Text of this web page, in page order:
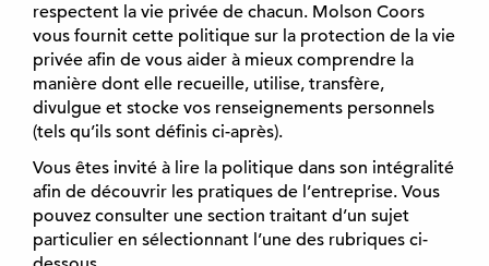
respectent la vie privée de chacun. Molson Coors
vous fournit cette politique sur la protection de la vie
privée afin de vous aider à mieux comprendre la
manière dont elle recueille, utilise, transfère,
divulgue et stocke vos renseignements personnels
(tels qu’ils sont définis ci-après).
Vous êtes invité à lire la politique dans son intégralité
afin de découvrir les pratiques de l’entreprise. Vous
pouvez consulter une section traitant d’un sujet
particulier en sélectionnant l’une des rubriques ci-